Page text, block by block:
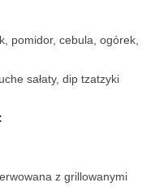
pomidor, cebula, ogórek,
sałaty, dip tzatzyki
z grillowanymi